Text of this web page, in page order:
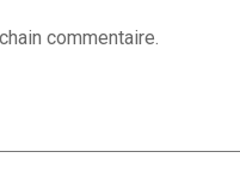
commentaire.